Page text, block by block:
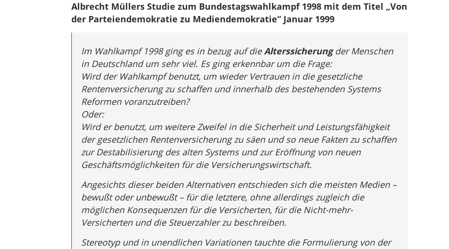
Albrecht Müllers Studie zum Bundestagswahlkampf 1998 mit dem Titel „Von
der Parteiendemokratie zu Mediendemokratie“ Januar 1999
Im Wahlkampf 1998 ging es in bezug auf dieAlterssicherungder Menschen
in Deutschland um sehr viel. Es ging erkennbar um die Frage:
Wird der Wahlkampf benutzt, um wieder Vertrauen in die gesetzliche
Rentenversicherung zu schaffen und innerhalb des bestehenden Systems
Reformen voranzutreiben?
Oder:
Wird er benutzt, um weitere Zweifel in die Sicherheit und Leistungsfähigkeit
der gesetzlichen Rentenversicherung zu säen und so neue Fakten zu schaffen
zur Destabilisierung des alten Systems und zur Eröffnung von neuen
Geschäftsmöglichkeiten für die Versicherungswirtschaft.
Angesichts dieser beiden Alternativen entschieden sich die meisten Medien –
bewußt oder unbewußt – für die letztere, ohne allerdings zugleich die
möglichen Konsequenzen für die Versicherten, für die Nicht-mehr-
Versicherten und die Steuerzahler zu beschreiben.
Stereotyp und in unendlichen Variationen tauchte die Formulierung von der